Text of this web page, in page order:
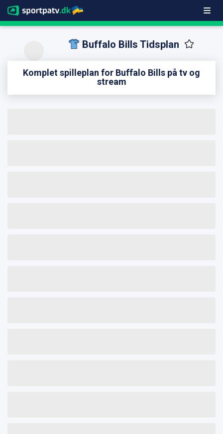
Buffalo Bills Tidsplan
Komplet spilleplan for Buffalo Bills på tv og
stream